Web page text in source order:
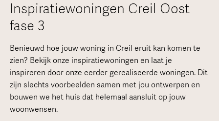
Inspiratiewoningen Creil Oost
fase 3
Benieuwd hoe jouw woning in Creil eruit kan komen te
zien? Bekijk onze inspiratiewoningen en laat je
inspireren door onze eerder gerealiseerde woningen. Dit
zijn slechts voorbeelden samen met jou ontwerpen en
bouwen we het huis dat helemaal aansluit op jouw
woonwensen.